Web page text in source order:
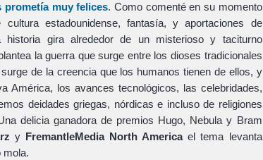
prometía muy felices. Como comenté en su momento
estadounidense, fantasía, y aportaciones de
historia gira alrededor de un misterioso y taciturno
la guerra que surge entre los dioses tradicionales
de la creencia que los humanos tienen de ellos, y
América, los avances tecnológicos, las celebridades,
deidades griegas, nórdicas e incluso de religiones
delicia ganadora de premios Hugo, Nebula y Bram
y FremantleMedia North Americael tema levanta